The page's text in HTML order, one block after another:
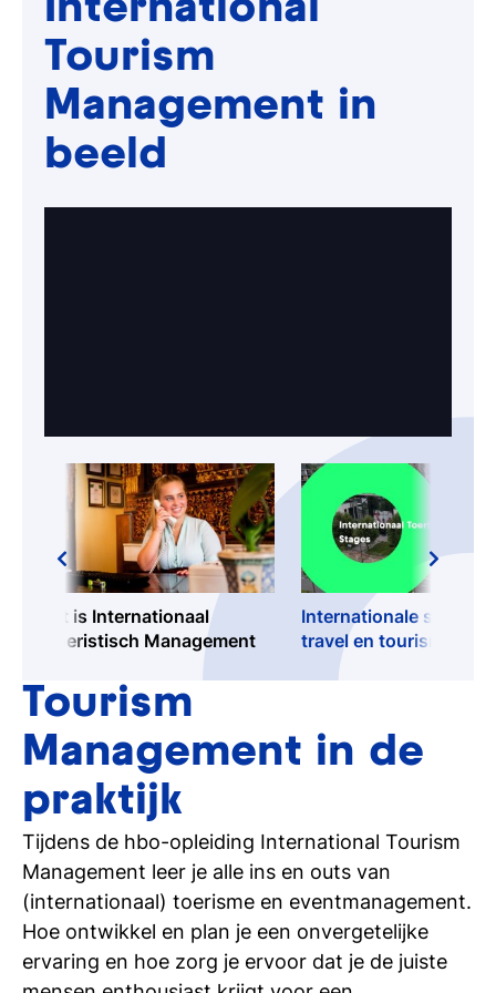
daarom veel behoefte aan specialisten op dit
vakgebied. Deze opleiding combineert
toeristische kennis daarom met e-commerce.
International
Tourism
Management in
beeld
Dit is Internationaal
Toeristisch Management
Internationale stages
travel en tourism
Tourism
Management in de
praktijk
Tijdens de hbo-opleiding International Tourism
Management leer je alle ins en outs van
(internationaal) toerisme en eventmanagement.
Hoe ontwikkel en plan je een onvergetelijke
ervaring en hoe zorg je ervoor dat je de juiste